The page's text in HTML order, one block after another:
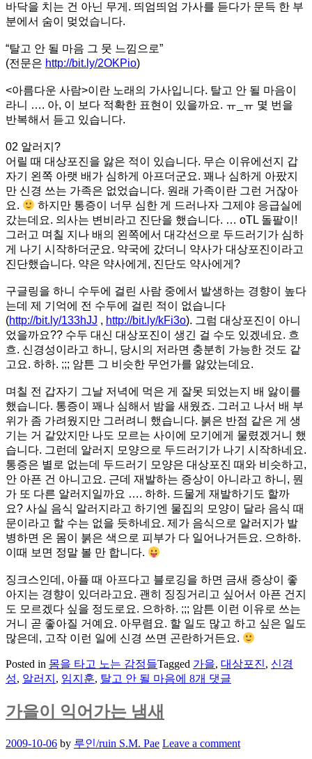
바닥을 치는 건 아닌 무게. 띄엄띄엄 가사를 듣다가 문득 한 부
분에서 숨이 멎었습니다.
“탈고 안 될 마음 그 뭇 느낌으로”
(전문은 http://bit.ly/2OKPio)
<아름다운 사람>이란 노래의 가사입니다. 탈고 안 될 마음이
라니 …. 아, 이 보다 적확한 표현이 있을까요. ㅠ_ㅠ 몇 번을
반복해서 듣고 있습니다.
02 알러지?
어릴 때 대상포진을 앓은 적이 있습니다. 무슨 이유에선지 갑
자기 왼쪽 아랫 배가 심하게 아프더군요. 꽤나 심하게 아팠지
만 신경 쓰는 가족은 없었습니다. 원래 가족이란 그런 거잖아
요.
하지만 통증이 너무 심한 게 드러나자 그제야 응급실에
갔는데요. 의사는 변비라고 진단을 했습니다. … oTL 돌팔이!
그러고 며칠 지나 배의 왼쪽에서 대각선으로 두드러기가 심하
게 나기 시작하더군요. 약국에 갔더니 약사가 대상포진이라고
진단했습니다. 약은 약사에게, 진단도 약사에게?
구글링을 하니 수두에 걸린 사람 중에서 발생하는 경향이 높다
는데 제 기억에 전 수두에 걸린 적이 없습니다
(http://bit.ly/133hJJ , http://bit.ly/kFi3o). 그럼 대상포진이 아니
었을까요?? 수두 대신 대상포진이 생긴 걸 수도 있겠네요. 흐
흐. 신경성이라고 하니, 당시의 저라면 충분히 가능한 것도 같
고요. 하하. ;;; 암튼 그 비슷한 무언가를 앓았는데요.
며칠 전 갑자기 그날 저녁에 먹은 게 잘못 되었는지 배 앓이를
했습니다. 통증이 꽤나 심해서 밤을 새웠죠. 그러고 나서 배 부
위가 좀 가려웠지만 그러려니 했습니다. 붉은 반점 같은 게 생
기는 거 같았지만 나도 모르는 사이에 모기에게 물렸겠거니 했
습니다. 그런데 알러지 모양으로 두드러기가 나기 시작하네요.
통증은 별로 없는데 두드러기 모양은 대상포진 때와 비슷하고,
안 아픈 건 아니고요. 근데 재발하는 증상이 아니라고 하니, 뭔
가 또 다른 알러지일까요 …. 하하. 드물게 재발하기도 할까
요? 사실 음식 알러지라고 하기엔 물집의 모양이 달라 음식 때
문이라고 할 수는 없을 듯하네요. 제가 음식으로 알러지가 발
병하면 온 몸이 붉은 색으로 피부가 다 일어나거든요. 으하하.
이때 보면 정말 볼 만 합니다.
징크스인데, 아플 때 아프다고 블로깅을 하면 금새 증상이 좋
아지는 경향이 있더라고요. 괜히 징징거리고 싶어서 아픈 건지
도 모르겠다 싶을 정도로요. 으하하. ;;; 암튼 이런 이유로 쓰는
거니 곧 좋아질 거예요. 아무렴요. 할 일도 많고 하고 싶은 일도
많은데, 고작 이런 일에 신경 쓰면 곤란하거든요.
Posted in 몸을 타고 노는 감정들Tagged 가을, 대상포진, 신경
성, 알러지 , 임지훈, 탈고 안 될 마음주
고
에 8개 댓글
가을이 익어가는 냄새
Posted
2009-10-06 by 루인/ruin S.M. Pae Leave a comment